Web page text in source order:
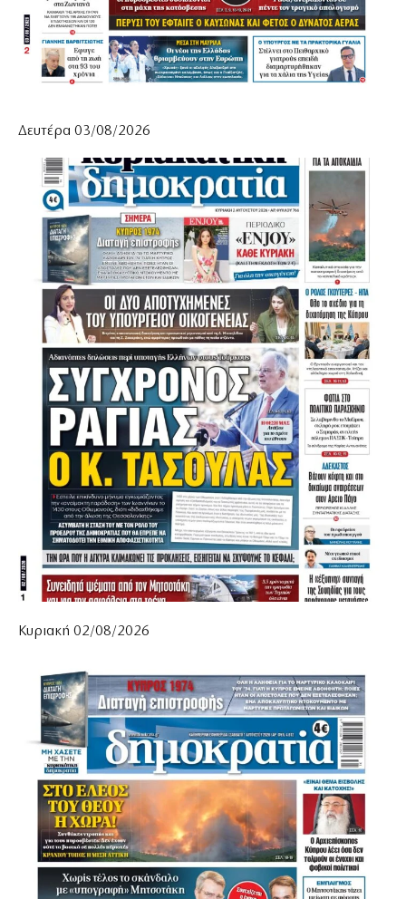
Δευτέρα 03/08/2026
Κυριακή 02/08/2026